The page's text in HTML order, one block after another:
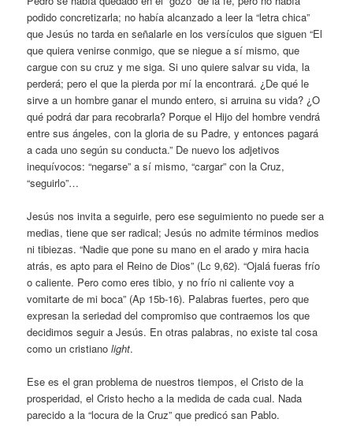
podido concretizarla; no había alcanzado a leer la “letra chica”
que Jesús no tarda en señalarle en los versículos que siguen “El
que quiera venirse conmigo, que se niegue a sí mismo, que
cargue con su cruz y me siga. Si uno quiere salvar su vida, la
perderá; pero el que la pierda por mí la encontrará. ¿De qué le
sirve a un hombre ganar el mundo entero, si arruina su vida? ¿O
qué podrá dar para recobrarla? Porque el Hijo del hombre vendrá
entre sus ángeles, con la gloria de su Padre, y entonces pagará
a cada uno según su conducta.” De nuevo los adjetivos
inequívocos: “negarse” a sí mismo, “cargar” con la Cruz,
“seguirlo”…
Jesús nos invita a seguirle, pero ese seguimiento no puede ser a
medias, tiene que ser radical; Jesús no admite términos medios
ni tibiezas. “Nadie que pone su mano en el arado y mira hacia
atrás, es apto para el Reino de Dios” (Lc 9,62). “Ojalá fueras frío
o caliente. Pero como eres tibio, y no frío ni caliente voy a
vomitarte de mi boca” (Ap 15b-16). Palabras fuertes, pero que
expresan la seriedad del compromiso que contraemos los que
decidimos seguir a Jesús. En otras palabras, no existe tal cosa
como un cristianolight.
Ese es el gran problema de nuestros tiempos, el Cristo de la
prosperidad, el Cristo hecho a la medida de cada cual. Nada
parecido a la “locura de la Cruz” que predicó san Pablo.